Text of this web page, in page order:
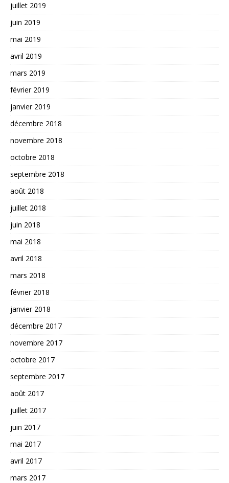
juillet 2019
juin 2019
mai 2019
avril 2019
mars 2019
février 2019
janvier 2019
décembre 2018
novembre 2018
octobre 2018
septembre 2018
août 2018
juillet 2018
juin 2018
mai 2018
avril 2018
mars 2018
février 2018
janvier 2018
décembre 2017
novembre 2017
octobre 2017
septembre 2017
août 2017
juillet 2017
juin 2017
mai 2017
avril 2017
mars 2017